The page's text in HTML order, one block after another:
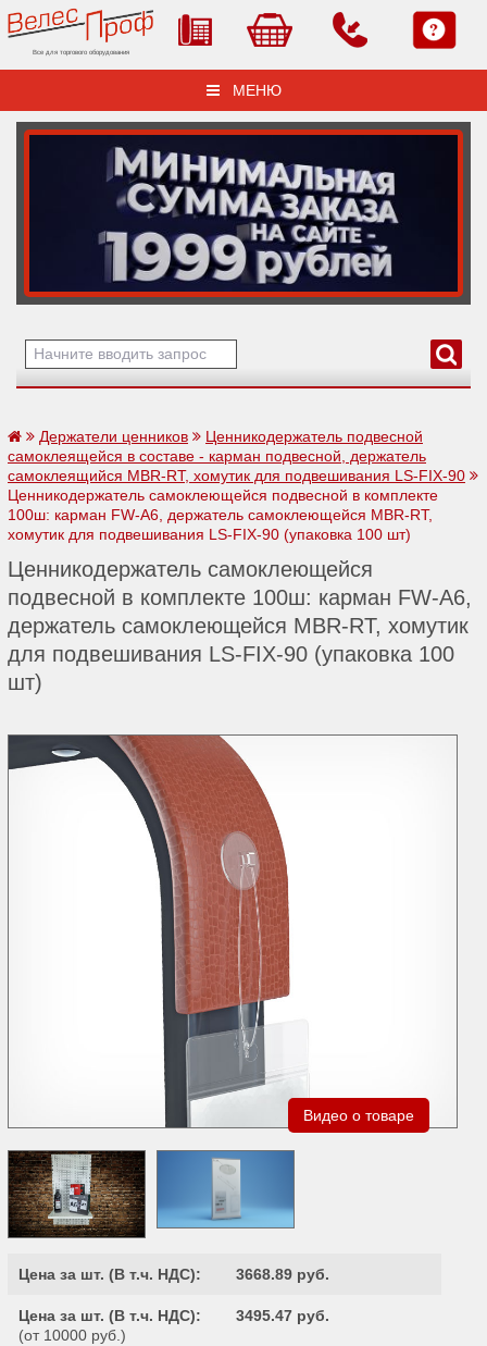
Все для торгового оборудования
МЕНЮ
Держатели ценников
Ценникодержатель подвесной
самоклеящейся в составе - карман подвесной, держатель
самоклеящийся MBR-RT, хомутик для подвешивания LS-FIX-90
Ценникодержатель самоклеющейся подвесной в комплекте
100ш: карман FW-А6, держатель самоклеющейся MBR-RT,
хомутик для подвешивания LS-FIX-90 (упаковка 100 шт)
Ценникодержатель самоклеющейся
подвесной в комплекте 100ш: карман FW-А6,
держатель самоклеющейся MBR-RT, хомутик
для подвешивания LS-FIX-90 (упаковка 100
шт)
Видео о товаре
Цена за шт. (В т.ч. НДС): 3668.89 руб.
Цена за шт. (В т.ч. НДС):
(от 10000 руб.)
3495.47 руб.